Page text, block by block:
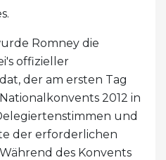
Romney die
offizieller
der am ersten Tag
2012 in
und
der erforderlichen
des Konvents